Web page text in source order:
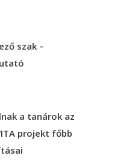
szak –
a tanárok az
projekt főbb